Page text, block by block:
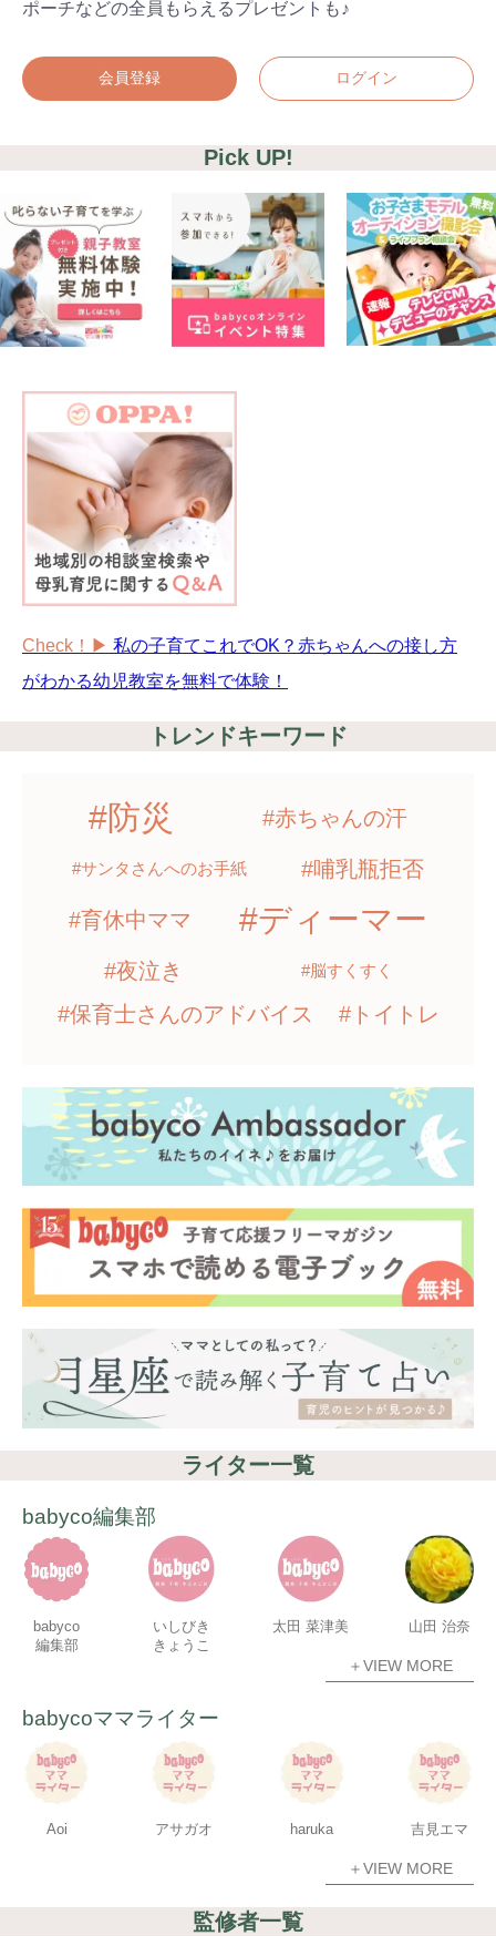
ポーチなどの全員もらえるプレゼントも♪
会員登録 ログイン
Pick UP!
Check！▶︎ 私の子育てこれでOK？赤ちゃんへの接し方
がわかる幼児教室を無料で体験！
トレンドキーワード
#防災 #赤ちゃんの汗
#サンタさんへのお手紙 #哺乳瓶拒否
#育休中ママ #ディーマー
#夜泣き #脳すくすく
#保育士さんのアドバイス #トイトレ
ライター一覧
babyco編集部
babyco
編集部
いしびき
きょうこ
太田 菜津美 山田 治奈
＋VIEW MORE
babycoママライター
Aoi アサガオ haruka 吉見エマ
＋VIEW MORE
監修者一覧